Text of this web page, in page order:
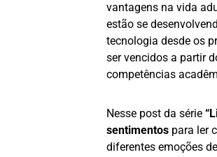
vantagens na vida
estão se
tecnologia desde os
ser vencidos a partir
competências
Nesse post da série
sentimentos para ler
diferentes emoções